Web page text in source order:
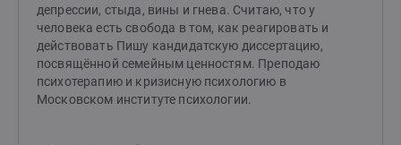
депрессии, стыда, вины и гнева. Считаю, что у
человека есть свобода в том, как реагировать и
действовать Пишу кандидатскую диссертацию,
посвящённой семейным ценностям. Преподаю
психотерапию и кризисную психологию в
Московском институте психологии.